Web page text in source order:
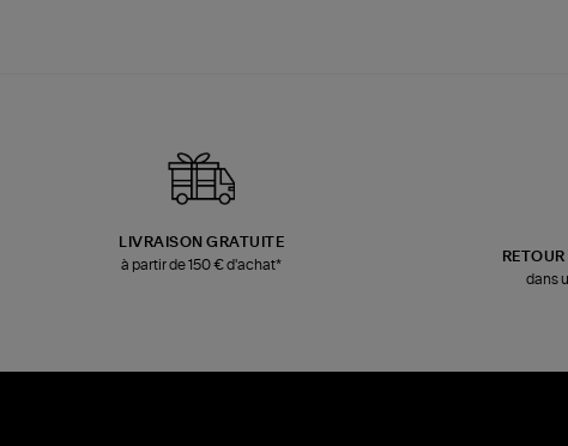
LIVRAISON GRATUITE
à partir de 150 € d'achat*
dans